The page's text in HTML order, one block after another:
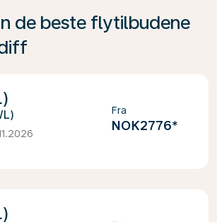
de beste flytilbudene
Fra
NOK2776*